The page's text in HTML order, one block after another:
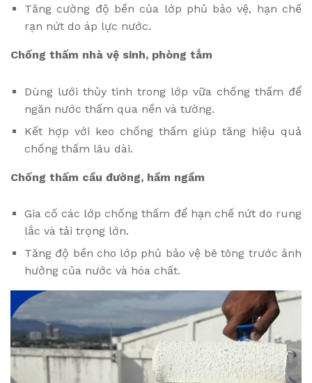
Tăng cường độ bền của lớp phủ bảo vệ, hạn chế
rạn nứt do áp lực nước.
Chống thấm nhà vệ sinh, phòng tắm
Dùng lưới thủy tinh trong lớp vữa chống thấm để
ngăn nước thấm qua nền và tường.
Kết hợp với keo chống thấm giúp tăng hiệu quả
chống thấm lâu dài.
Chống thấm cầu đường, hầm ngầm
Gia cố các lớp chống thấm để hạn chế nứt do rung
lắc và tải trọng lớn.
Tăng độ bền cho lớp phủ bảo vệ bê tông trước ảnh
hưởng của nước và hóa chất.